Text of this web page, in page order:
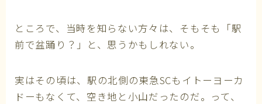
ところで、当時を知らない方々は、そもそも「駅
前で盆踊り？」と、思うかもしれない。
実はその頃は、駅の北側の東急SCもイトーヨーカ
ドーもなくて、空き地と小山だったのだ。って、